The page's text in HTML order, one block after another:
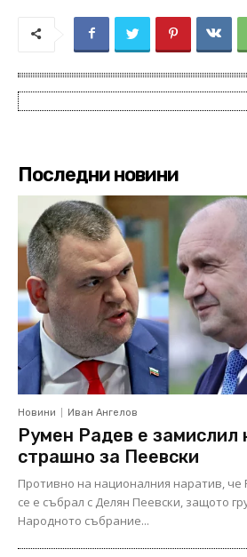
Последни новини
Новини Иван Ангелов
Румен Радев е замислил
страшно за Пеевски
Противно на националния наратив, че
се е събрал с Делян Пеевски, защото
Народното събрание...